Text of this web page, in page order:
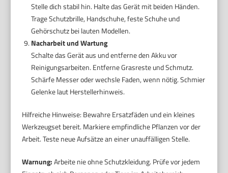
Stelle dich stabil hin. Halte das Gerät mit beiden Händen.
Trage Schutzbrille, Handschuhe, feste Schuhe und
Gehörschutz bei lauten Modellen.
Nacharbeit und Wartung
Schalte das Gerät aus und entferne den Akku vor
Reinigungsarbeiten. Entferne Grasreste und Schmutz.
Schärfe Messer oder wechsle Faden, wenn nötig. Schmier
Gelenke laut Herstellerhinweis.
Hilfreiche Hinweise: Bewahre Ersatzfäden und ein kleines
Werkzeugset bereit. Markiere empfindliche Pflanzen vor der
Arbeit. Teste neue Aufsätze an einer unauffälligen Stelle.
Warnung:Arbeite nie ohne Schutzkleidung. Prüfe vor jedem